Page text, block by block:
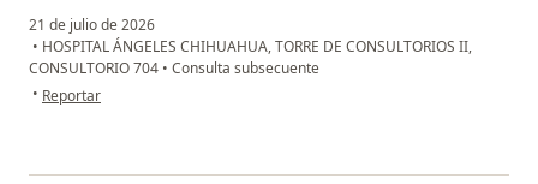
21 de julio de 2026
• HOSPITAL ÁNGELES CHIHUAHUA, TORRE DE CONSULTORIOS II,
CONSULTORIO 704 • Consulta subsecuente
• en opinión del usuario Blanca Estela Hdz. Marín
Reportar